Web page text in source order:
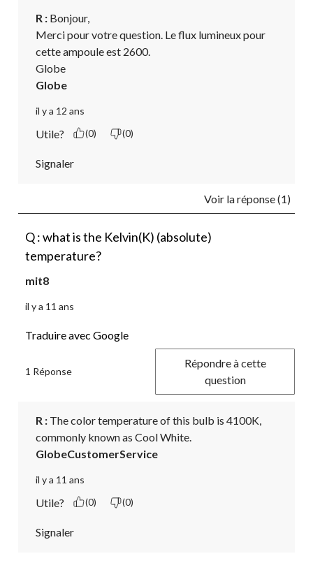
R : Bonjour,
Merci pour votre question. Le flux lumineux pour
cette ampoule est 2600.
Globe
Globe
il y a 12 ans
Utile? (0) (0)
Signaler
Voir la réponse (1)
Q : what is the Kelvin(K) (absolute)
temperature?
mit8
il y a 11 ans
Traduire avec Google
1 Réponse
Répondre à cette
question
R : The color temperature of this bulb is 4100K,
commonly known as Cool White.
GlobeCustomerService
il y a 11 ans
Utile? (0) (0)
Signaler